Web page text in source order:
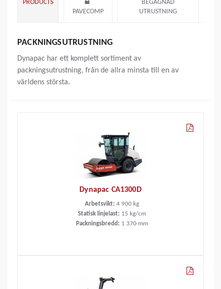
PRODUCTS
PAVECOMP
BEGAGNAD
UTRUSTNING
PACKNINGSUTRUSTNING
Dynapac har ett komplett sortiment av
packningsutrustning, från de allra minsta till en av
världens största.
Dynapac CA1300D
Arbetsvikt: 4 900 kg
Statisk linjelast: 15 kg/cm
Packningsbredd: 1 370 mm